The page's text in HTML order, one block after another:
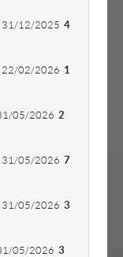
31/12/2025 4
22/02/2026 1
05/2026 2
31/05/2026 7
31/05/2026 3
05/2026 3